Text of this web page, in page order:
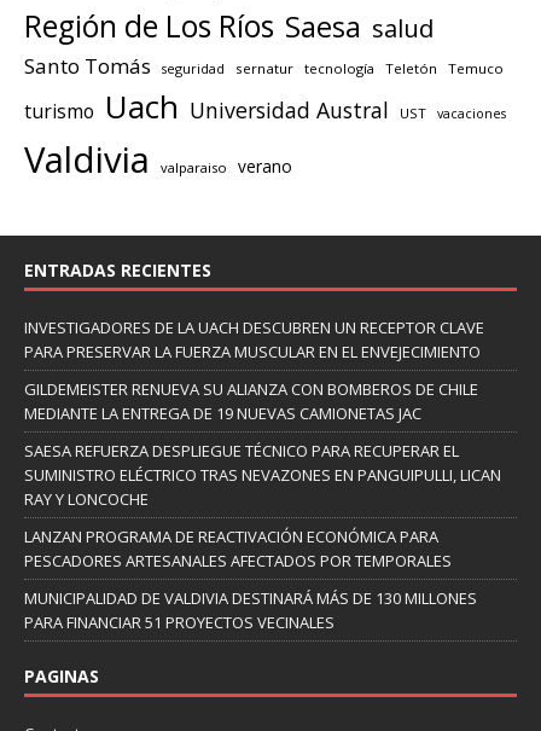
Región de Los Ríos Saesa salud
Santo Tomás seguridad sernatur tecnología Teletón Temuco
turismo Uach Universidad Austral UST vacaciones
Valdivia valparaiso verano
ENTRADAS RECIENTES
INVESTIGADORES DE LA UACH DESCUBREN UN RECEPTOR CLAVE
PARA PRESERVAR LA FUERZA MUSCULAR EN EL ENVEJECIMIENTO
GILDEMEISTER RENUEVA SU ALIANZA CON BOMBEROS DE CHILE
MEDIANTE LA ENTREGA DE 19 NUEVAS CAMIONETAS JAC
SAESA REFUERZA DESPLIEGUE TÉCNICO PARA RECUPERAR EL
SUMINISTRO ELÉCTRICO TRAS NEVAZONES EN PANGUIPULLI, LICAN
RAY Y LONCOCHE
LANZAN PROGRAMA DE REACTIVACIÓN ECONÓMICA PARA
PESCADORES ARTESANALES AFECTADOS POR TEMPORALES
MUNICIPALIDAD DE VALDIVIA DESTINARÁ MÁS DE 130 MILLONES
PARA FINANCIAR 51 PROYECTOS VECINALES
PAGINAS